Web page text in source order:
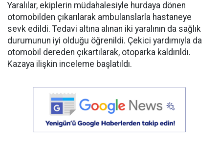
Yaralılar, ekiplerin müdahalesiyle hurdaya dönen
otomobilden çıkarılarak ambulanslarla hastaneye
sevk edildi. Tedavi altına alınan iki yaralının da sağlık
durumunun iyi olduğu öğrenildi. Çekici yardımıyla da
otomobil dereden çıkartılarak, otoparka kaldırıldı.
Kazaya ilişkin inceleme başlatıldı.